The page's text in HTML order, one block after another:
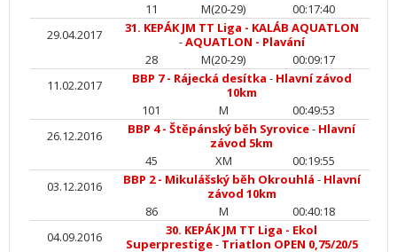
11
M(20-29)
00:17:40
29.04.2017
31. KEPÁK JM TT Liga - KALÁB AQUATLON
-AQUATLON - Plavání
28
M(20-29)
00:09:17
11.02.2017
BBP 7 - Rájecká desítka - Hlavní závod
10km
101
M
00:49:53
26.12.2016
BBP 4 - Štěpánský běh Syrovice- Hlavní
závod 5km
45
XM
00:19:55
03.12.2016
BBP 2 - Mikulášský běh Okrouhlá - Hlavní
závod 10km
86
M
00:40:18
04.09.2016
30. KEPÁK JM TT Liga - Ekol
Superprestige- Triatlon OPEN 0,75/20/5